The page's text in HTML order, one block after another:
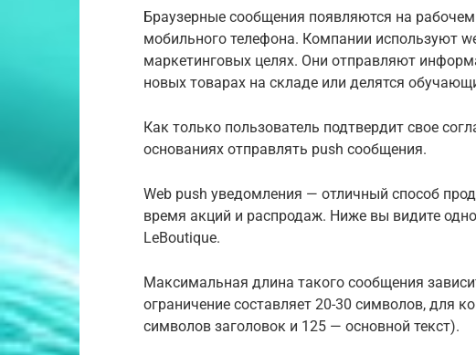
Браузерные сообщения появляются на
мобильного телефона. Компании используют
маркетинговых целях. Они отправляют
новых товарах на складе или делятся
Как только пользователь подтвердит свое
основаниях отправлять push сообщения.
Web push уведомления — отличный способ
время акций и распродаж. Ниже вы видите
LeBoutique.
Максимальная длина такого сообщения
ограничение составляет 20-30 символов, для
символов заголовок и 125 — основной текст).